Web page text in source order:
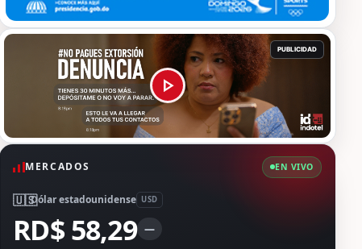
MERCADOS EN VIVO
🇺🇸Dólar estadounidense USD
RD$ 58,29 —